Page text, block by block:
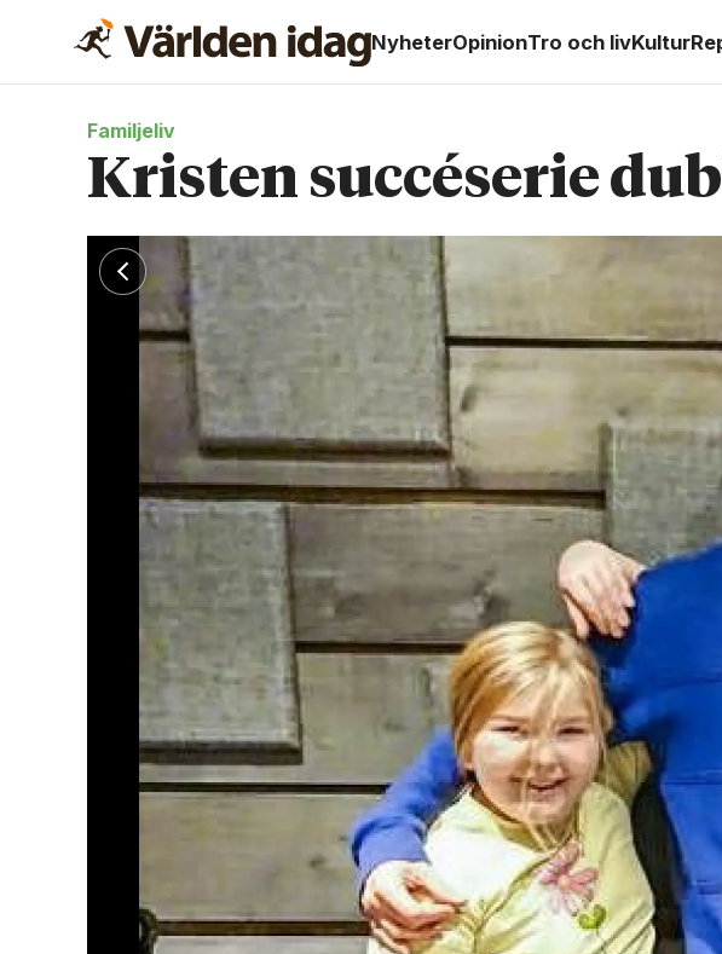
NyheterOpinionTro och livKultur
Familjeliv
Kristen succéserie